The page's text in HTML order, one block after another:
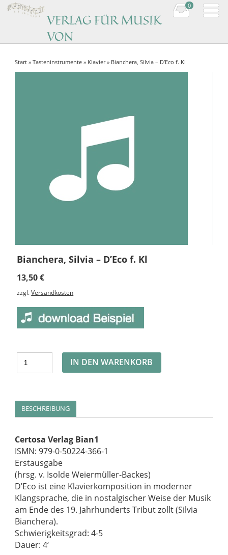
VERLAG FÜR MUSIK
VON
Music by women composers
0
Start »Tasteninstrumente » Klavier» Bianchera, Silvia – D’Eco f. Kl
Bianchera, Silvia – D’Eco f. Kl
13,50€
zzgl.Versandkosten
IN DEN WARENKORB
BESCHREIBUNG
Certosa Verlag Bian1
ISMN: 979-0-50224-366-1
Erstausgabe
(hrsg. v. Isolde Weiermüller-Backes)
D’Eco ist eine Klavierkomposition in moderner
Klangsprache, die in nostalgischer Weise der Musik
am Ende des 19. Jahrhunderts Tribut zollt (Silvia
Bianchera).
Schwierigkeitsgrad: 4-5
Dauer: 4‘